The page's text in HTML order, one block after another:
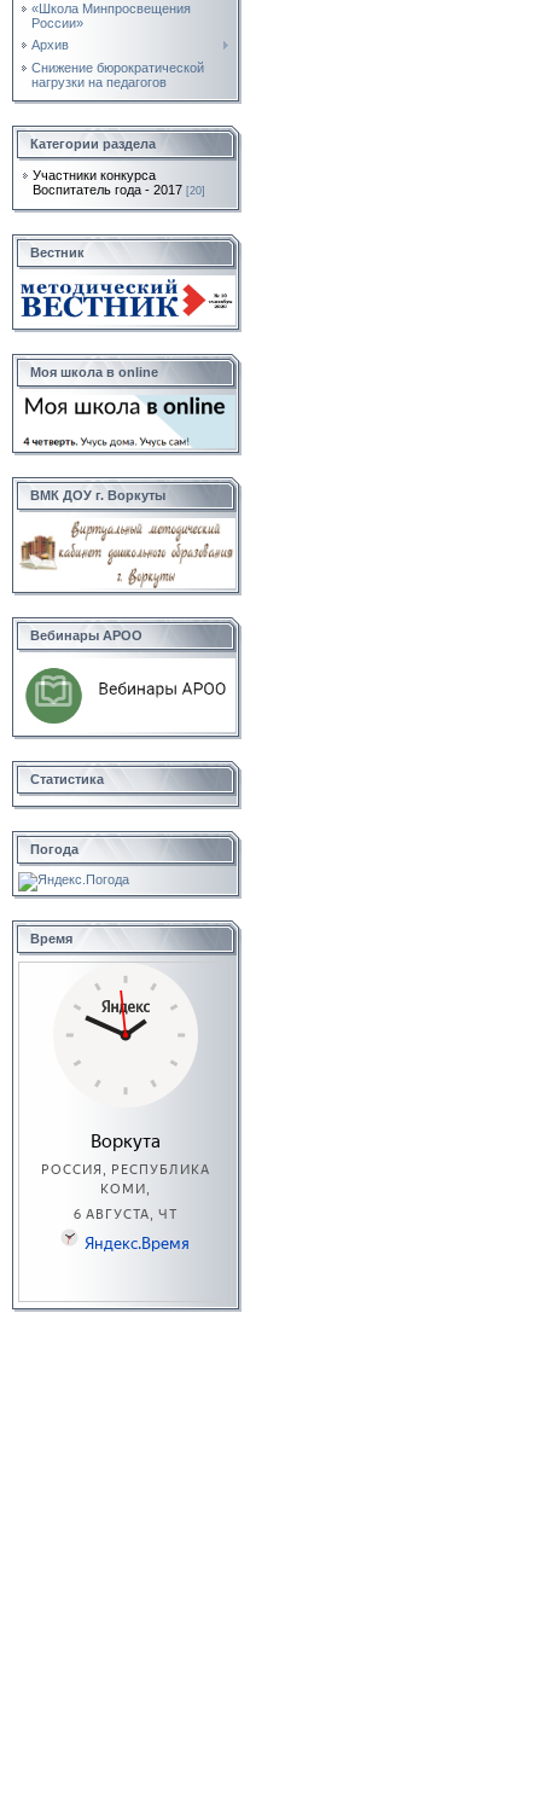
«Школа Минпросвещения
России»
Архив
Снижение бюрократической
нагрузки на педагогов
Категории раздела
Участники конкурса
Воспитатель года - 2017 [20]
Вестник
Моя школа в online
ВМК ДОУ г. Воркуты
Вебинары АРОО
Статистика
Погода
Время